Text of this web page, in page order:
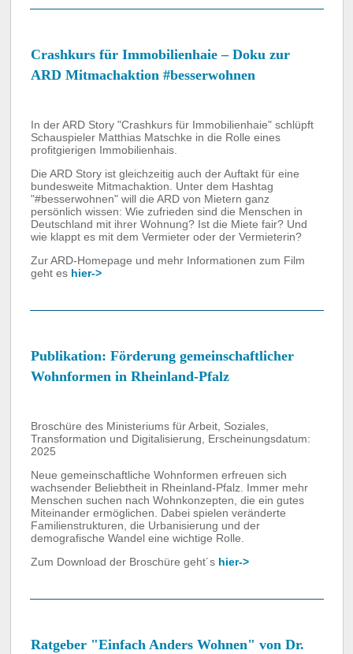
Crashkurs für Immobilienhaie – Doku zur
ARD Mitmachaktion #besserwohnen
In der ARD Story "Crashkurs für Immobilienhaie" schlüpft
Schauspieler Matthias Matschke in die Rolle eines
profitgierigen Immobilienhais.
Die ARD Story ist gleichzeitig auch der Auftakt für eine
bundesweite Mitmachaktion. Unter dem Hashtag
"#besserwohnen" will die ARD von Mietern ganz
persönlich wissen: Wie zufrieden sind die Menschen in
Deutschland mit ihrer Wohnung? Ist die Miete fair? Und
wie klappt es mit dem Vermieter oder der Vermieterin?
Zur ARD-Homepage und mehr Informationen zum Film
geht es hier->
Publikation: Förderung gemeinschaftlicher
Wohnformen in Rheinland-Pfalz
Broschüre des Ministeriums für Arbeit, Soziales,
Transformation und Digitalisierung, Erscheinungsdatum:
2025
Neue gemeinschaftliche Wohnformen erfreuen sich
wachsender Beliebtheit in Rheinland-Pfalz. Immer mehr
Menschen suchen nach Wohnkonzepten, die ein gutes
Miteinander ermöglichen. Dabei spielen veränderte
Familienstrukturen, die Urbanisierung und der
demografische Wandel eine wichtige Rolle.
Zum Download der Broschüre geht´s hier->
Ratgeber "Einfach Anders Wohnen" von Dr.